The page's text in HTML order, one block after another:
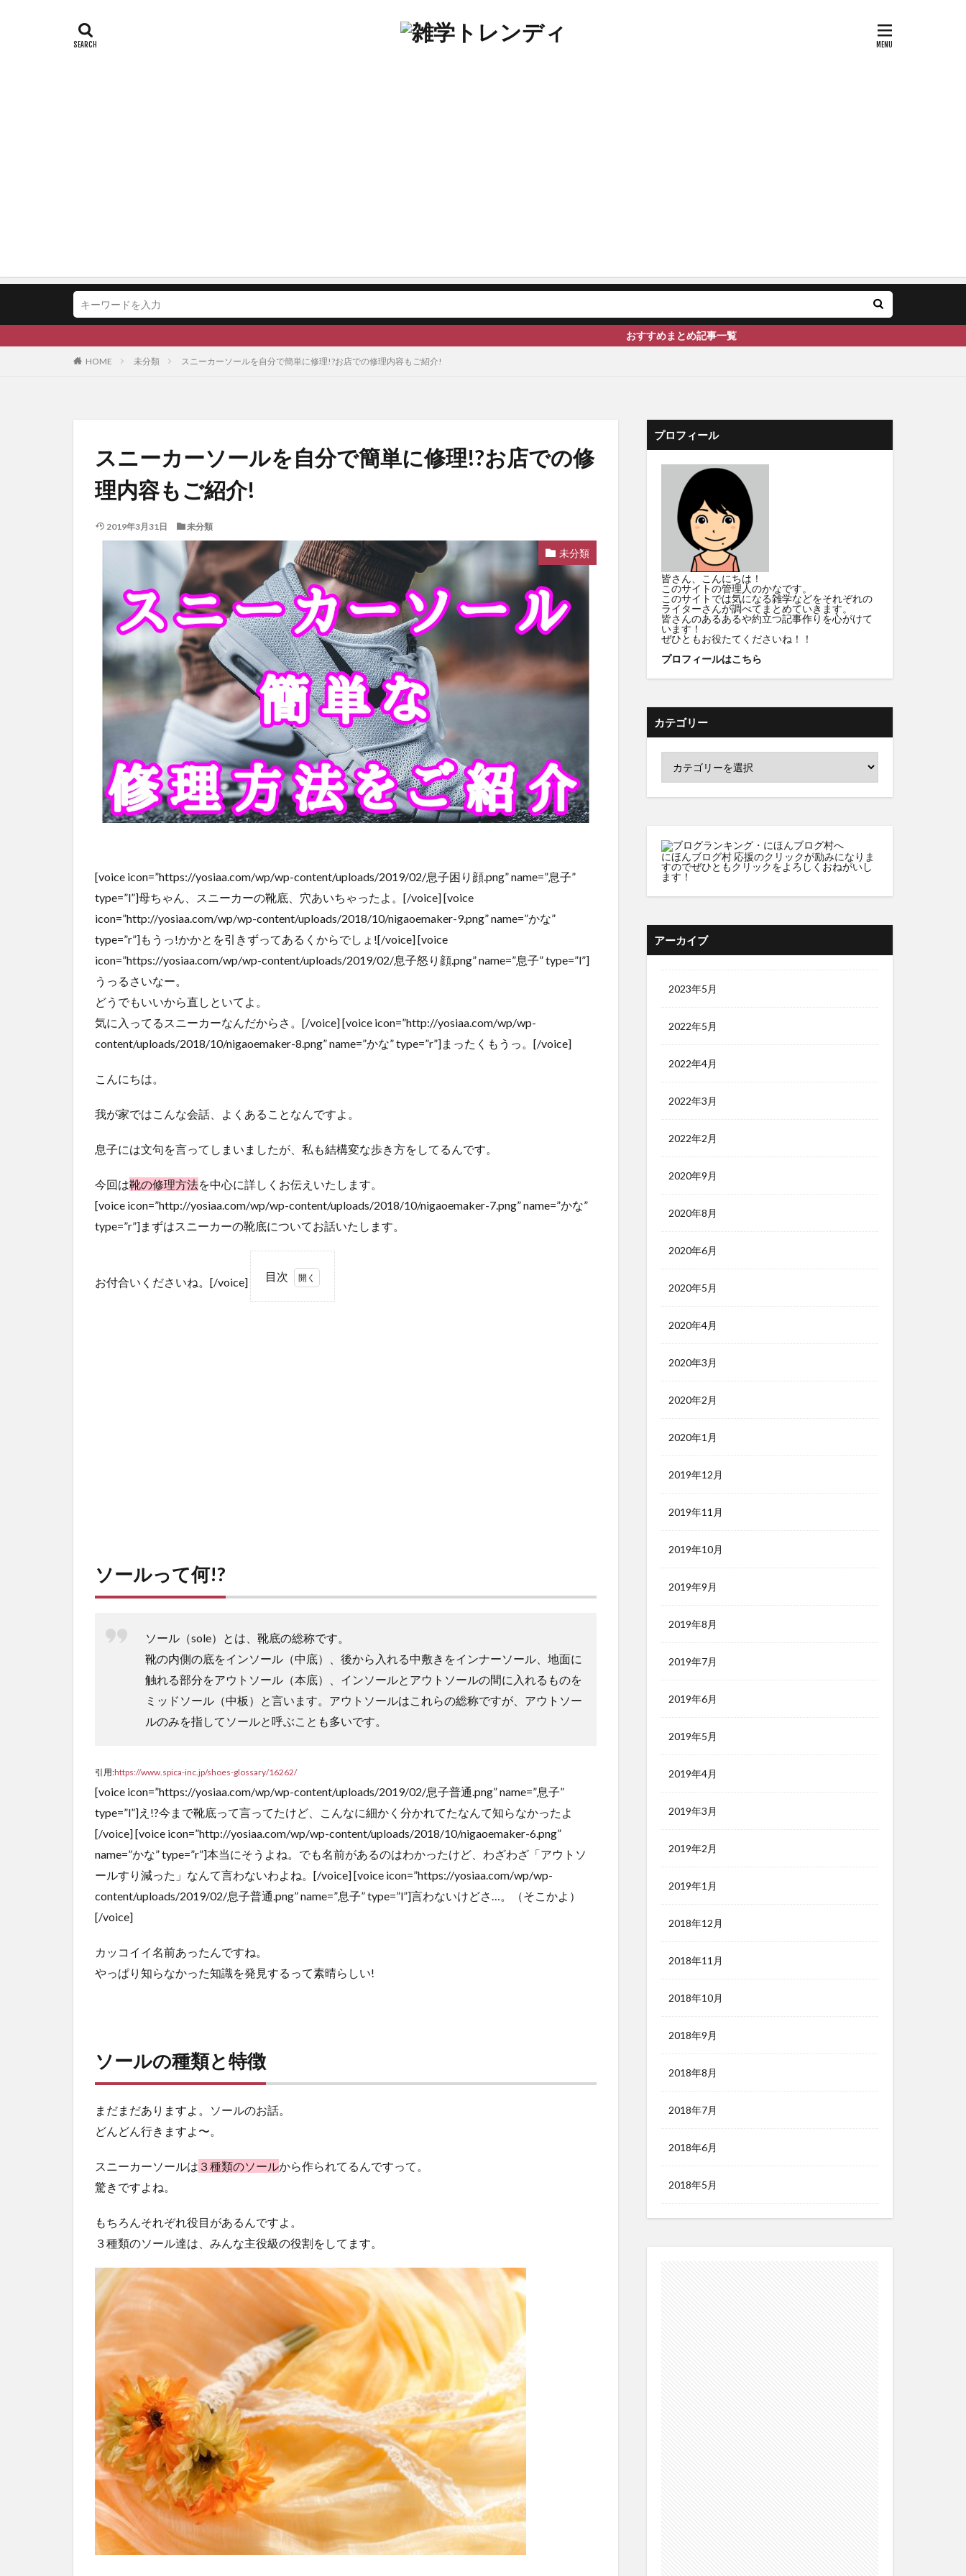
おすすめまとめ記事一覧
HOME 未分類 スニーカーソールを自分で簡単に修理!?お店での修理内容もご紹介!
スニーカーソールを自分で簡単に修理!?お店での修
理内容もご紹介!
2019年3月31日 未分類
未分類
[voice icon=”https://yosiaa.com/wp/wp-content/uploads/2019/02/息子困り顔.png” name=”息子”
type=”l”]母ちゃん、スニーカーの靴底、穴あいちゃったよ。[/voice] [voice
icon=”http://yosiaa.com/wp/wp-content/uploads/2018/10/nigaoemaker-9.png” name=”かな”
type=”r”]もうっ!かかとを引きずってあるくからでしょ![/voice] [voice
icon=”https://yosiaa.com/wp/wp-content/uploads/2019/02/息子怒り顔.png” name=”息子” type=”l”]
うっるさいなー。
どうでもいいから直しといてよ。
気に入ってるスニーカーなんだからさ。[/voice] [voice icon=”http://yosiaa.com/wp/wp-
content/uploads/2018/10/nigaoemaker-8.png” name=”かな” type=”r”]まったくもうっ。[/voice]
こんにちは。
我が家ではこんな会話、よくあることなんですよ。
息子には文句を言ってしまいましたが、私も結構変な歩き方をしてるんです。
今回は靴の修理方法を中心に詳しくお伝えいたします。
[voice icon=”http://yosiaa.com/wp/wp-content/uploads/2018/10/nigaoemaker-7.png” name=”かな”
type=”r”]まずはスニーカーの靴底についてお話いたします。
お付合いくださいね。[/voice] 目次
イン
2.2
ミッ
ドソ
ール
2.3
ール
3
ス
ー
カ
ー
ソ
ー
3.2
お店
で修
合
と
め
ソールって何!?
ソール（sole）とは、靴底の総称です。
靴の内側の底をインソール（中底）、後から入れる中敷きをインナーソール、地面に
触れる部分をアウトソール（本底）、インソールとアウトソールの間に入れるものを
ミッドソール（中板）と言います。アウトソールはこれらの総称ですが、アウトソー
ルのみを指してソールと呼ぶことも多いです。
引用:https://www.spica-inc.jp/shoes-glossary/16262/
[voice icon=”https://yosiaa.com/wp/wp-content/uploads/2019/02/息子普通.png” name=”息子”
type=”l”]え!?今まで靴底って言ってたけど、こんなに細かく分かれてたなんて知らなかったよ
[/voice] [voice icon=”http://yosiaa.com/wp/wp-content/uploads/2018/10/nigaoemaker-6.png”
name=”かな” type=”r”]本当にそうよね。でも名前があるのはわかったけど、わざわざ「アウトソ
ールすり減った」なんて言わないわよね。[/voice] [voice icon=”https://yosiaa.com/wp/wp-
content/uploads/2019/02/息子普通.png” name=”息子” type=”l”]言わないけどさ…。（そこかよ）
[/voice]
カッコイイ名前あったんですね。
やっぱり知らなかった知識を発見するって素晴らしい!
ソールの種類と特徴
まだまだありますよ。ソールのお話。
どんどん行きますよ〜。
スニーカーソールは ３種類のソールから作られてるんですって。
驚きですよね。
もちろんそれぞれ役目があるんですよ。
３種類のソール達は、みんな主役級の役割をしてます。
プロフィール
皆さん、こんにちは！
このサイトの管理人のかなです。
このサイトでは気になる雑学などをそれぞれの
ライターさんが調べてまとめていきます。
皆さんのあるあるや約立つ記事作りを心がけて
います！
ぜひともお役たてくださいね！！
プロフィールはこちら
カテゴリー
にほんブログ村 応援のクリックが励みになりま
すのでぜひともクリックをよろしくおねがいし
ます！
アーカイブ
2023年5月
2022年5月
2022年4月
2022年3月
2022年2月
2020年9月
2020年8月
2020年6月
2020年5月
2020年4月
2020年3月
2020年2月
2020年1月
2019年12月
2019年11月
2019年10月
2019年9月
2019年8月
2019年7月
2019年6月
2019年5月
2019年4月
2019年3月
2019年2月
2019年1月
2018年12月
2018年11月
2018年10月
2018年9月
2018年8月
2018年7月
2018年6月
2018年5月